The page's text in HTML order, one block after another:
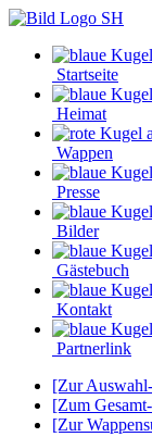
Startseite
Heimat
Wappen
Presse
Bilder
Gästebuch
Kontakt
Partnerlink
[Zur
[Zum
[Zur